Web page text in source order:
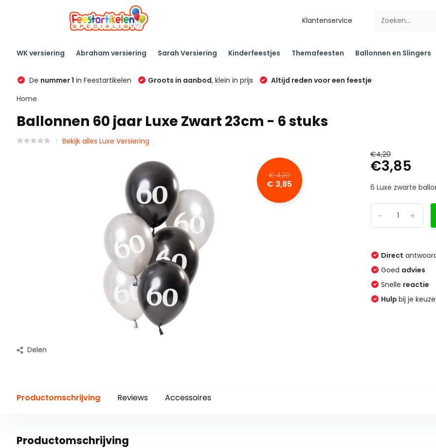
Klantenservice
WK versiering Abraham versiering Sarah Versiering Kinderfeestjes Themafeesten Ballonnen en Slingers
De nummer 1 in Feestartikelen Groots in aanbod, klein in prijs
Altijd reden voor een feestje
Home
Ballonnen 60 jaar Luxe Zwart 23cm - 6 stuks
Bekijk alles Luxe Versiering
€ 4,20
€ 3,85
Delen
€4,20
€3,85
6 Luxe zwarte
+
-
Direct
Goed advies
Snelle reactie
Hulpbij je keuze
Productomschrijving Reviews Accessoires
Productomschrijving